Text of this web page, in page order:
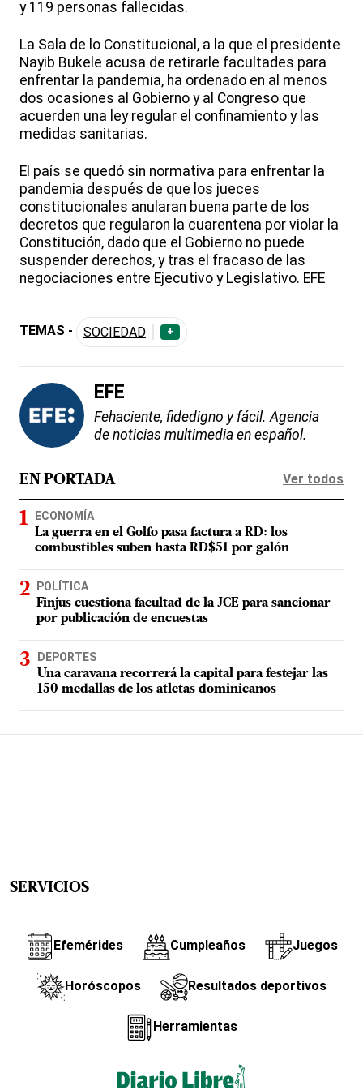
y 119 personas fallecidas.
La Sala de lo Constitucional, a la que el presidente
Nayib Bukele acusa de retirarle facultades para
enfrentar la pandemia, ha ordenado en al menos
dos ocasiones al Gobierno y al Congreso que
acuerden una ley regular el confinamiento y las
medidas sanitarias.
El país se quedó sin normativa para enfrentar la
pandemia después de que los jueces
constitucionales anularan buena parte de los
decretos que regularon la cuarentena por violar la
Constitución, dado que el Gobierno no puede
suspender derechos, y tras el fracaso de las
negociaciones entre Ejecutivo y Legislativo. EFE
TEMAS - SOCIEDAD +
EFE
Fehaciente, fidedigno y fácil. Agencia
de noticias multimedia en español.
EN PORTADA Ver todos
ECONOMÍA
La guerra en el Golfo pasa factura a RD: los
combustibles suben hasta RD$51 por galón
POLÍTICA
Finjus cuestiona facultad de la JCE para sancionar
por publicación de encuestas
DEPORTES
Una caravana recorrerá la capital para festejar las
150 medallas de los atletas dominicanos
SERVICIOS
Efemérides Cumpleaños Juegos
Horóscopos Resultados deportivos
Herramientas